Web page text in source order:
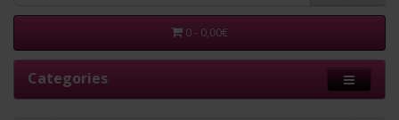
0 - 0,00€
Categories